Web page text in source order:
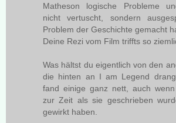
Matheson logische Probleme
nicht vertuscht, sondern
Problem der Geschichte gemacht
Deine Rezi vom Film triffts so
Was hältst du eigentlich von den
die hinten an I am Legend
fand einige ganz nett, auch
zur Zeit als sie geschrieben
gewirkt haben.